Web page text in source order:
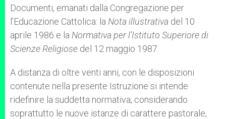
Documenti, emanati dalla Congregazione per
l’Educazione Cattolica: la Nota illustrativa del 10
aprile 1986 e la Normativa per l’Istituto Superiore di
Scienze Religiose del 12 maggio 1987.
A distanza di oltre venti anni, con le disposizioni
contenute nella presente Istruzione si intende
ridefinire la suddetta normativa, considerando
soprattutto le nuove istanze di carattere pastorale,